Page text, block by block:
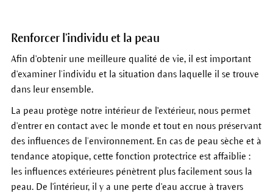
Renforcer l’individu et la peau
Afin d'obtenir une meilleure qualité de vie, il est important
d'examiner l’individu et la situation dans laquelle il se trouve
dans leur ensemble.
La peau protège notre intérieur de l'extérieur, nous permet
d'entrer en contact avec le monde et tout en nous préservant
des influences de l’environnement. En cas de peau sèche et à
tendance atopique, cette fonction protectrice est affaiblie :
les influences extérieures pénètrent plus facilement sous la
peau. De l'intérieur, il y a une perte d'eau accrue à travers